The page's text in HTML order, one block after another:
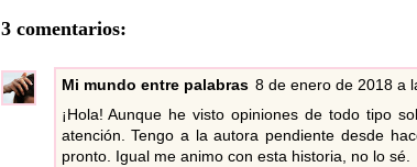
3 comentarios:
Mi mundo entre palabras 8 de enero de 2018 a
¡Hola! Aunque he visto opiniones de todo tipo
atención. Tengo a la autora pendiente desde
pronto. Igual me animo con esta historia, no lo sé.